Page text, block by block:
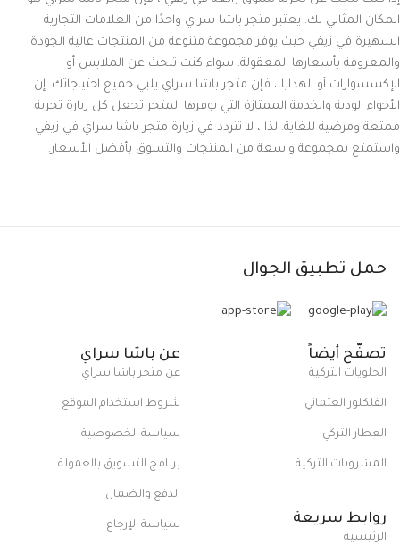
المكان المثالي لك. يعتبر متجر باشا سراي واحدًا من العلامات التجارية
الشهيرة في زيفي حيث يوفر مجموعة متنوعة من المنتجات عالية الجودة
والمعروفة بأسعارها المعقولة. سواء كنت تبحث عن الملابس أو
الإكسسوارات أو الهدايا ، فإن متجر باشا سراي يلبي جميع احتياجاتك. إن
الأجواء الودية والخدمة الممتازة التي يوفرها المتجر تجعل كل زيارة تجربة
ممتعة ومرضية للغاية. لذا ، لا تتردد في زيارة متجر باشا سراي في زيفي
واستمتع بمجموعة واسعة من المنتجات والتسوق بأفضل الأسعار.
حمل تطبيق الجوال
عن باشا سراي
عن متجر باشا سراي
شروط استخدام الموقع
سياسة الخصوصية
برنامج التسويق بالعمولة
الدفع والضمان
سياسة الإرجاع
تصفّح أيضاً
الحلويات التركية
الفلكلور العثماني
العطار التركي
المشروبات التركية
روابط سريعة
الرئيسية